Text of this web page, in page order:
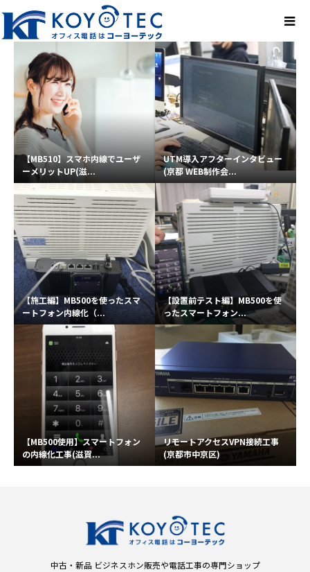
【MB510】スマホ内線でユーザ
ーメリットUP(滋...
UTM導入アフターインタビュー
(京都 WEB制作会...
【施工編】MB500を使ったスマ
ートフォン内線化（...
【設置前テスト編】MB500を使
ったスマートフォン...
【MB500使用】スマートフォン
の内線化工事(滋賀...
リモートアクセスVPN接続工事
(京都市中京区)
中古・新品 ビジネスホン販売や電話工事の専門ショップ